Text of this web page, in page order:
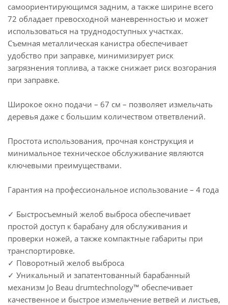
самоориентирующимся задним, а также ширине всего
72 обладает превосходной маневренностью и может
использоваться на труднодоступных участках.
Съемная металлическая канистра обеспечивает
удобство при заправке, минимизирует риск
загрязнения топлива, а также снижает риск возгорания
при заправке.
Широкое окно подачи – 67 см – позволяет измельчать
деревья даже с большим количеством ответвлений.
Простота использования, прочная конструкция и
минимальное техническое обслуживание являются
ключевыми преимуществами.
Гарантия на профессиональное использование – 4 года
✓ Быстросъемный желоб выброса обеспечивает
простой доступ к барабану для обслуживания и
проверки ножей, а также компактные габариты при
транспортировке.
✓ Поворотный желоб выброса
✓ Уникальный и запатентованный барабанный
механизм Jo Beau drumtechnology™ обеспечивает
качественное и быстрое измельчение ветвей и листьев,